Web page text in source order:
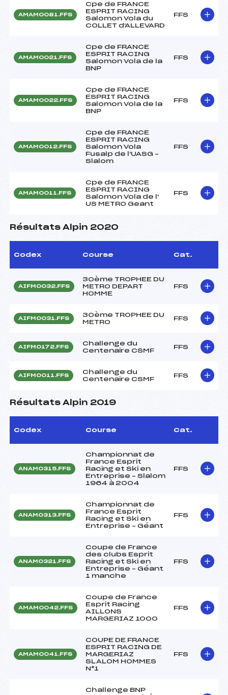
AMAM0081.FFS
Cpe de FRANCE
ESPRIT RACING
Salomon Vola du
COLLET d'ALLEVARD
FFS
AMAM0021.FFS
Cpe de FRANCE
ESPRIT RACING
Salomon Vola de la
BNP
FFS
AMAM0022.FFS
Cpe de FRANCE
ESPRIT RACING
Salomon Vola de la
BNP
FFS
AMAM0012.FFS
Cpe de FRANCE
ESPRIT RACING
Salomon Vola
Fusalp de l'UASG –
Slalom
FFS
AMAM0011.FFS
Cpe de FRANCE
ESPRIT RACING
Salomon Vola de l'
US METRO Geant
FFS
Résultats Alpin 2020
Codex Course Cat.
AIFM0032.FFS
30ème TROPHEE DU
METRO DEPART
HOMME
FFS
AIFM0031.FFS
30ème TROPHEE DU
METRO
FFS
AIFM0172.FFS
Challenge du
Centenaire CSMF
FFS
AIFM0011.FFS
Challenge du
Centenaire CSMF
FFS
Résultats Alpin 2019
Codex Course Cat.
ANAM0315.FFS
Championnat de
France Esprit
Racing et Ski en
Entreprise – Slalom
1964 à 2004
FFS
ANAM0313.FFS
Championnat de
France Esprit
Racing et Ski en
Entreprise – Géant
FFS
ANAM0321.FFS
Coupe de France
des clubs Esprit
Racing et Ski en
Entreprise – Géant
1 manche
FFS
AMAM0042.FFS
Coupe de France
Esprit Racing
AILLONS
MARGERIAZ 1000
FFS
AMAM0041.FFS
COUPE DE FRANCE
ESPRIT RACING DE
MARGERIAZ
SLALOM HOMMES
N°1
FFS
Challenge BNP